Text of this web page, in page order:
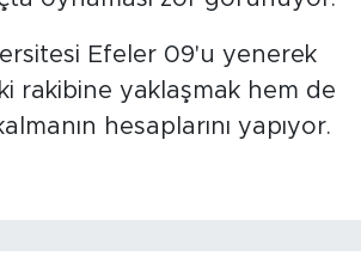
Efeler 09'u yenerek
rakibine yaklaşmak hem de
hesaplarını yapıyor.